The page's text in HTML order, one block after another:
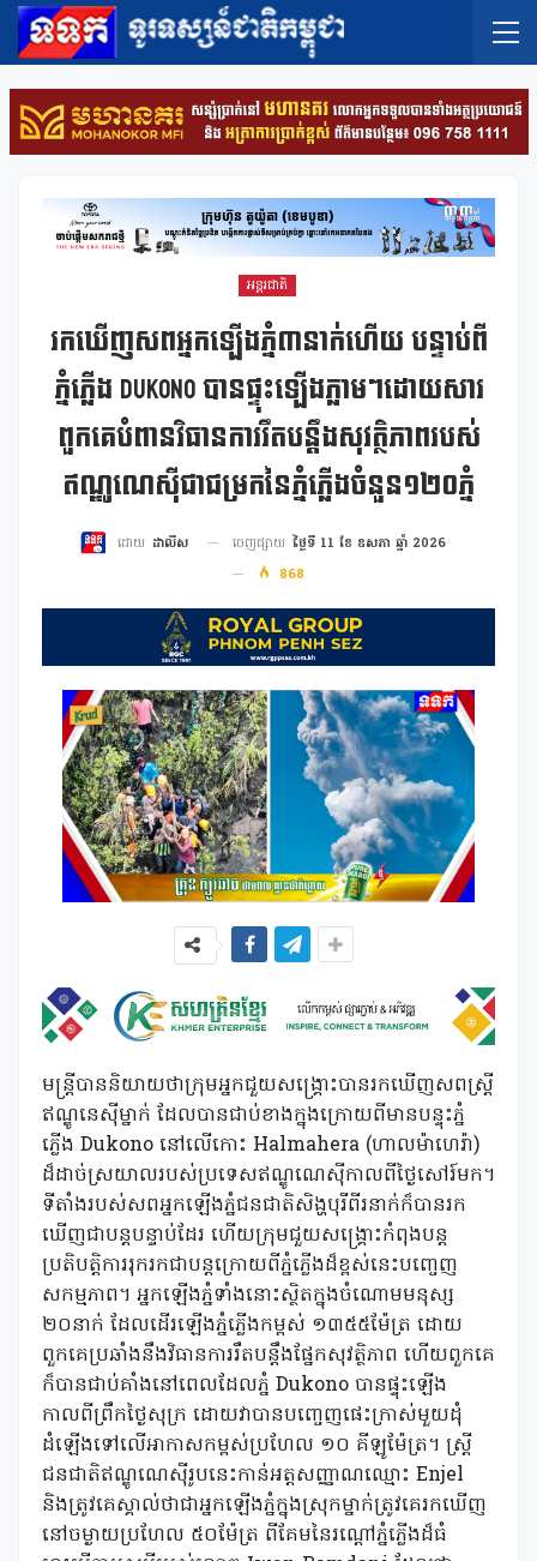
អន្តរជាតិ
រកឃើញសពអ្នកឡើងភ្នំ៣នាក់ហើយ បន្ទាប់ពី
ភ្នំភ្លើង Dukono បានផ្ទុះឡើងភ្លាមៗដោយសារ
ពួកគេបំពានវិធានការរឹតបន្តឹងសុវត្ថិភាពរបស់
ឥណ្ឌូណេស៊ីជាជម្រកនៃភ្នំភ្លើងចំនួន១២០ភ្នំ
ដោយ ដាលីស ចេញផ្សាយ ថ្ងៃទី 11 ខែ ឧសភា ឆ្នាំ 2026
868
មន្ត្រីបាននិយាយថាក្រុមអ្នកជួយសង្គ្រោះបានរកឃើញសពស្ត្រី
ឥណ្ឌូនេស៊ីម្នាក់ ដែលបានជាប់ខាងក្នុងក្រោយពីមានបន្ទុះភ្នំ
ភ្លើង Dukono នៅលើកោះ Halmahera (ហាលម៉ាហេរ៉ា)
ដ៏ដាច់ស្រយាលរបស់ប្រទេសឥណ្ឌូណេស៊ីកាលពីថ្ងៃសៅរ៍មក។
ទីតាំងរបស់សពអ្នកឡើងភ្នំជនជាតិសិង្ហបុរីពីរនាក់ក៏បានរក
ឃើញជាបន្តបន្ទាប់ដែរ ហើយក្រុមជួយសង្គ្រោះកំពុងបន្ត
ប្រតិបត្តិការរុករកជាបន្តក្រោយពីភ្នំភ្លើងដ៏ខ្ពស់នេះបញ្ចេញ
សកម្មភាព។ អ្នកឡើងភ្នំទាំងនោះស្ថិតក្នុងចំណោមមនុស្ស
២០នាក់ ដែលដើរឡើងភ្នំភ្លើងកម្ពស់ ១៣៥៥ម៉ែត្រ ដោយ
ពួកគេប្រឆាំងនឹងវិធានការរឹតបន្តឹងផ្នែកសុវត្ថិភាព ហើយពួកគេ
ក៏បានជាប់គាំងនៅពេលដែលភ្នំ Dukono បានផ្ទុះឡើង
កាលពីព្រឹកថ្ងៃសុក្រ ដោយវាបានបញ្ចេញផេះក្រាស់មួយដុំ
ដំឡើងទៅលើអាកាសកម្ពស់ប្រហែល ១០ គីឡូម៉ែត្រ។ ស្ត្រី
ជនជាតិឥណ្ឌូណេស៊ីរូបនេះកាន់អត្តសញ្ញាណឈ្មោះ Enjel
និងត្រូវគេស្គាល់ថាជាអ្នកឡើងភ្នំក្នុងស្រុកម្នាក់ត្រូវគេរកឃើញ
នៅចម្ងាយប្រហែល ៥០ម៉ែត្រ ពីគែមនៃរណ្ដៅភ្នំភ្លើងដ៏ធំ